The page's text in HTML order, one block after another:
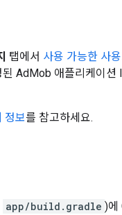
탭에서 사용 가능한 사
AdMob 애플리케이
정보를 참고하세요.
app/build.gradle )에